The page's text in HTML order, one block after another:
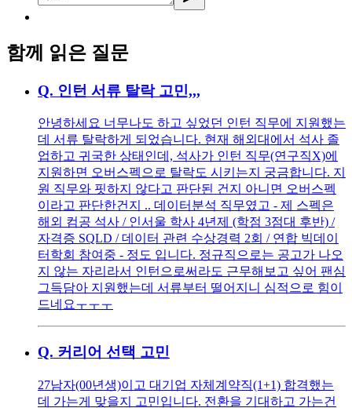
함께 읽은 질문
Q. 인턴 서류 탈락 고민,,,
안녕하세요 너무나도 하고 싶었던 인턴 직무에 지원했는
데 서류 탈락하게 되었습니다. 현재 해외대에서 석사 졸
업하고 귀국한 상태인데, 석사가 인턴 직무(연구직X)에
지원하면 오버스펙으로 탈락도 시키는지 궁금합니다. 지
원 직무와 핏하지 않다고 판단된 건지 아니면 오버스펙
이라고 판단한건지 .. 데이터분석 직무였고 - 제 스펙은
해외 컴공 석사 / 인서울 학사 4년제 (학점 3점대 후반) /
자격증 SQLD / 데이터 관련 수상경력 2회 / 연합 빅데이
터학회 참여중 - 정도 입니다. 정규직으로는 공고가 나오
지 않는 자리라서 인턴으로써라도 근무해보고 싶어 팬심
그득담아 지원했는데 서류부터 떨어지니 심적으로 힘이
드네요ㅜㅜㅜ
Q. 커리어 선택 고민
27남자(00년생)이고 대기업 자체계약직(1+1) 합격했는
데 가는게 맞을지 고민입니다. 전환을 기대하고 가는건